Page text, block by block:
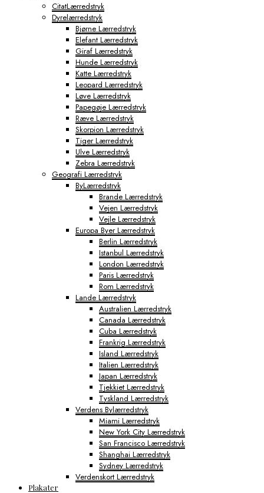
CitatLærredstryk
Dyrelærredstryk
Bjørne Lærredstryk
Elefant Lærredstryk
Giraf Lærredstryk
Hunde Lærredstryk
Katte Lærredstryk
Leopard Lærredstryk
Løve Lærredstryk
Papegøje Lærredstryk
Ræve Lærredstryk
Skorpion Lærredstryk
Tiger Lærredstryk
Ulve Lærredstryk
Zebra Lærredstryk
Geografi Lærredstryk
ByLærredstryk
Brande Lærredstryk
Vejen Lærredstryk
Vejle Lærredstryk
Europa Byer Lærredstryk
Berlin Lærredstryk
Istanbul Lærredstryk
London Lærredstryk
Paris Lærredstryk
Rom Lærredstryk
Lande Lærredstryk
Australien Lærredstryk
Canada Lærredstryk
Cuba Lærredstryk
Frankrig Lærredstryk
Island Lærredstryk
Italien Lærredstryk
Japan Lærredstryk
Tjekkiet Lærredstryk
Tyskland Lærredstryk
Verdens Bylærredstryk
Miami Lærredstryk
New York City Lærredstryk
San Francisco Lærredstryk
Shanghai Lærredstryk
Sydney Lærredstryk
Verdenskort Lærredstryk
Plakater